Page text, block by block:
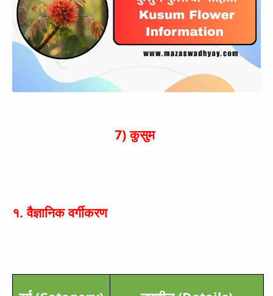
7)कुसुम
१. वैज्ञानिक वर्गीकरण